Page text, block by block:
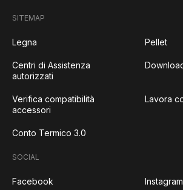
SITEMAP
Legna Pellet
Centri di Assistenza
autorizzati
Verifica compatibilità
accessori
Lavora
Conto Termico 3.0
SOCIAL
Facebook Instagram